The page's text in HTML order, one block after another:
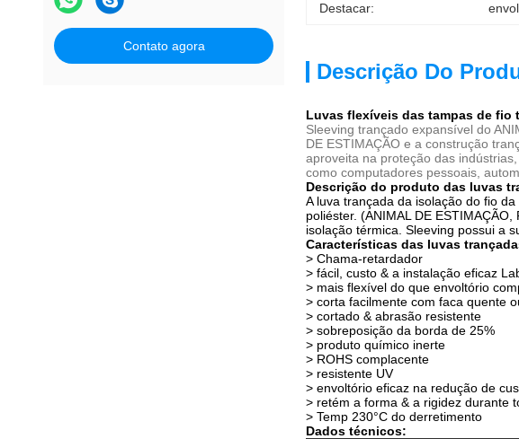
Contato agora
Destacar:
Descrição Do
Luvas flexíveis das tampas de fio
Sleeving trançado expansível do
DE ESTIMAÇÃO e a construção
aproveita na proteção das
como computadores pessoais,
Descrição do produto das luvas
A luva trançada da isolação do fio
poliéster. (ANIMAL DE
isolação térmica. Sleeving possui a
Características das luvas
> Chama-retardador
> fácil, custo & a instalação eficaz
> mais flexível do que envoltório
> corta facilmente com faca quente
> cortado & abrasão resistente
> sobreposição da borda de 25%
> produto químico inerte
> ROHS complacente
> resistente UV
> envoltório eficaz na redução de
> retém a forma & a rigidez durante
> Temp 230°C do derretimento
Dados técnicos: